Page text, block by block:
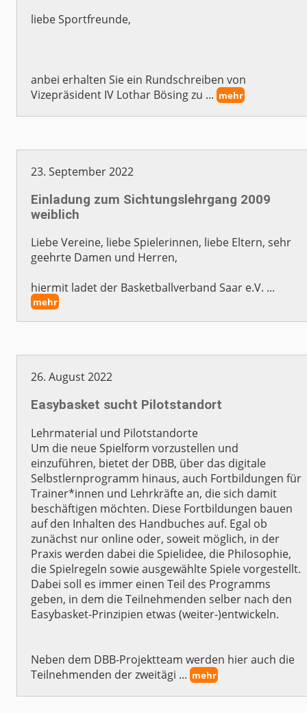
liebe Sportfreunde,
anbei erhalten Sie ein Rundschreiben von
Vizepräsident IV Lothar Bösing zu ... mehr
23. September 2022
Einladung zum Sichtungslehrgang 2009
weiblich
Liebe Vereine, liebe Spielerinnen, liebe Eltern, sehr
geehrte Damen und Herren,
hiermit ladet der Basketballverband Saar e.V. ...
mehr
26. August 2022
Easybasket sucht Pilotstandort
Lehrmaterial und Pilotstandorte
Um die neue Spielform vorzustellen und
einzuführen, bietet der DBB, über das digitale
Selbstlernprogramm hinaus, auch Fortbildungen für
Trainer*innen und Lehrkräfte an, die sich damit
beschäftigen möchten. Diese Fortbildungen bauen
auf den Inhalten des Handbuches auf. Egal ob
zunächst nur online oder, soweit möglich, in der
Praxis werden dabei die Spielidee, die Philosophie,
die Spielregeln sowie ausgewählte Spiele vorgestellt.
Dabei soll es immer einen Teil des Programms
geben, in dem die Teilnehmenden selber nach den
Easybasket-Prinzipien etwas (weiter-)entwickeln.
Neben dem DBB-Projektteam werden hier auch die
Teilnehmenden der zweitägi ... mehr